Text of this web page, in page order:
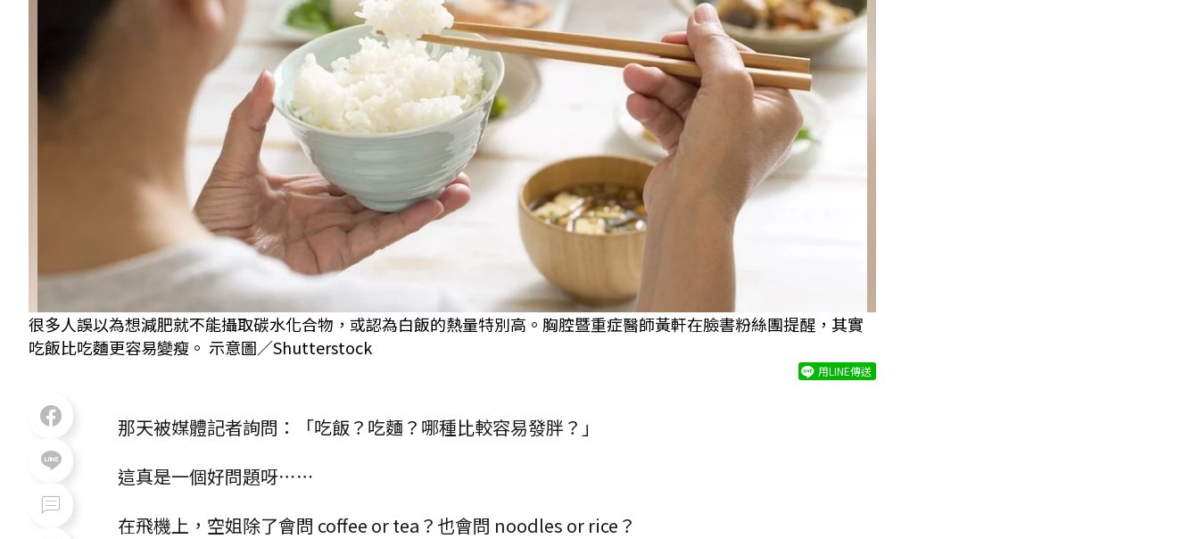
很多人誤以為想減肥就不能攝取碳水化合物，或認為白飯的熱量特別高。胸腔暨重症醫師黃軒在臉書粉絲團提醒，其實
吃飯比吃麵更容易變瘦。 示意圖／Shutterstock
用LINE傳送
那天被媒體記者詢問：「吃飯？吃麵？哪種比較容易發胖？」
這真是一個好問題呀⋯⋯
在飛機上，空姐除了會問 coffee or tea？也會問 noodles or rice？